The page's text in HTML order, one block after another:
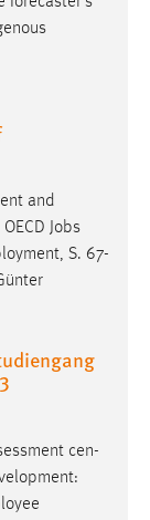
and
Jobs
S. 67-
cen-